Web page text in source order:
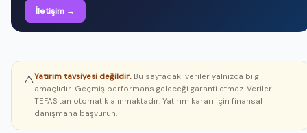
İletişim →
⚠️Yatırım tavsiyesi değildir. Bu sayfadaki veriler yalnızca bilgi
amaçlıdır. Geçmiş performans geleceği garanti etmez. Veriler
TEFAS'tan otomatik alınmaktadır. Yatırım kararı için finansal
danışmana başvurun.